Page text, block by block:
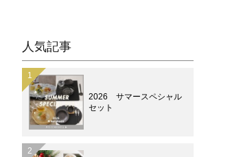
人気記事
2026 サマースペシャル
セット